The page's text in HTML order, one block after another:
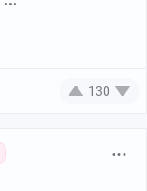
130